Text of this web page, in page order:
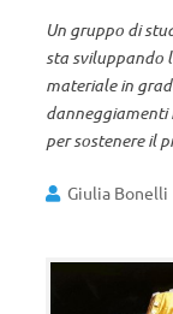
Un gruppo di
sta sviluppando
materiale in
danneggiamenti
per sostenere il
Giulia Bonelli